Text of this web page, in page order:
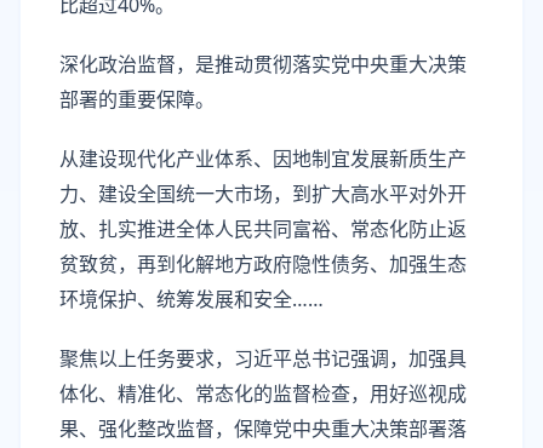
深化政治监督，是推动贯彻落实党中央重大决策
部署的重要保障。
从建设现代化产业体系、因地制宜发展新质生产
力、建设全国统一大市场，到扩大高水平对外开
放、扎实推进全体人民共同富裕、常态化防止返
贫致贫，再到化解地方政府隐性债务、加强生态
环境保护、统筹发展和安全……
聚焦以上任务要求，习近平总书记强调，加强具
体化、精准化、常态化的监督检查，用好巡视成
果、强化整改监督，保障党中央重大决策部署落